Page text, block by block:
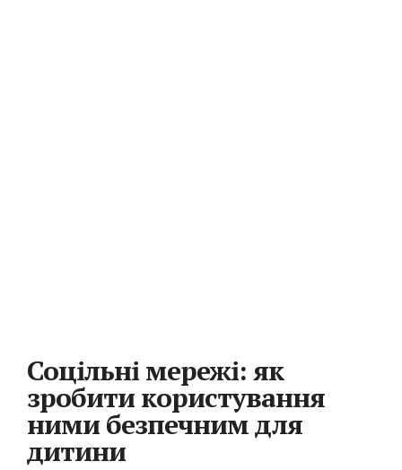
Соцільні мережі: як
зробити користування
ними безпечним для
дитини